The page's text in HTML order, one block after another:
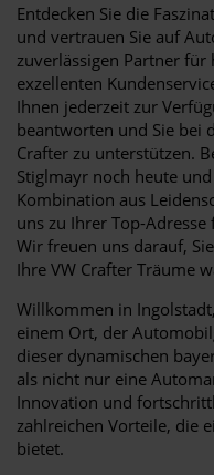
Entdecken Sie die
und vertrauen Sie auf
zuverlässigen Partner für
exzellenten
Ihnen jederzeit zur
beantworten und Sie bei
Crafter zu unterstützen.
Stiglmayr noch heute
Kombination aus
uns zu Ihrer Top-
Wir freuen uns darauf,
Ihre VW Crafter Träume
Willkommen in
einem Ort, der
dieser dynamischen
als nicht nur eine
Innovation und
zahlreichen Vorteile, die
bietet.